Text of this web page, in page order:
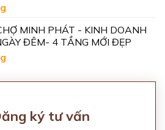
MINH PHÁT - KINH DOANH
ĐÊM- 4 TẦNG MỚI ĐẸP
ký tư vấn